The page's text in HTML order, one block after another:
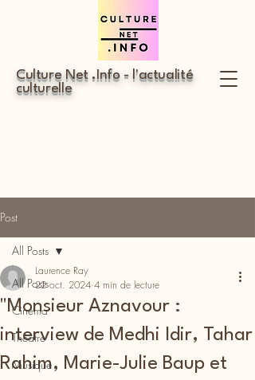
Culture Net .Info - l'actualité
culturelle
Post
All Posts
Cinéma
Théâtre
Musique
All Posts
"Monsieur Aznavour :
interview de Medhi Idir, Tahar
Rahim, Marie-Julie Baup et
Laurence Ray
22 oct. 2024 4 min de lecture